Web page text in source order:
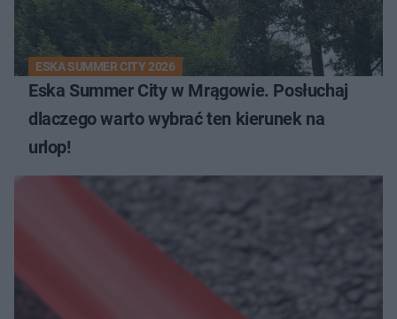
ESKA SUMMER CITY 2026
Eska Summer City w Mrągowie. Posłuchaj
dlaczego warto wybrać ten kierunek na
urlop!